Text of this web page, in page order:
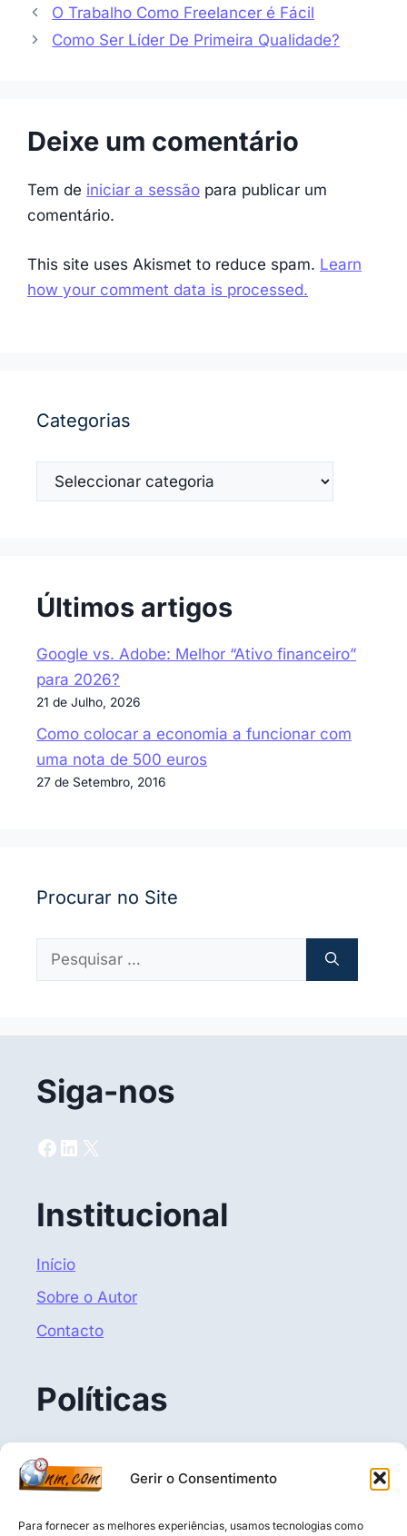
Gerir o Consentimento
Para fornecer as melhores experiências, usamos tecnologias como
O Trabalho Como Freelancer é Fácil
Como Ser Líder De Primeira Qualidade?
Deixe um comentário
Tem de iniciar a sessão para publicar um
comentário.
This site uses Akismet to reduce spam. Learn
how your comment data is processed.
Categorias
Categorias
Últimos artigos
Google vs. Adobe: Melhor “Ativo financeiro”
para 2026?
21 de Julho, 2026
Como colocar a economia a funcionar com
uma nota de 500 euros
27 de Setembro, 2016
Procurar no Site
Pesquisar
Siga-nos
Facebook
LinkedIn
X
Institucional
Início
Sobre o Autor
Contacto
Políticas
Politica de Privacidade
Termos e Condições